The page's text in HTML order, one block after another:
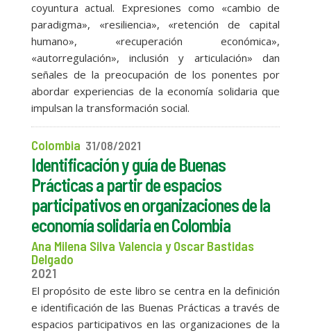
coyuntura actual. Expresiones como «cambio de
paradigma», «resiliencia», «retención de capital
humano», «recuperación económica»,
«autorregulación», inclusión y articulación» dan
señales de la preocupación de los ponentes por
abordar experiencias de la economía solidaria que
impulsan la transformación social.
Colombia 31/08/2021
Identificación y guía de Buenas
Prácticas a partir de espacios
participativos en organizaciones de la
economía solidaria en Colombia
Ana Milena Silva Valencia y Oscar Bastidas
Delgado
2021
El propósito de este libro se centra en la definición
e identificación de las Buenas Prácticas a través de
espacios participativos en las organizaciones de la